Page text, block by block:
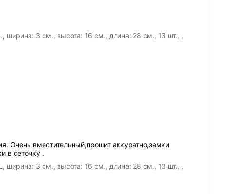
ширина: 3 см., высота: 16 см., длина: 28 см., 13 шт., ,
Очень вместительный,прошит аккуратно,замки
в сеточку .
ширина: 3 см., высота: 16 см., длина: 28 см., 13 шт., ,